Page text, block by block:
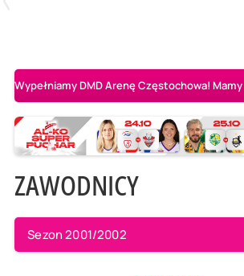
Wypełniamy DMD Arenę Częstochowa!
ZAWODNICY
Sezon 2001/2002